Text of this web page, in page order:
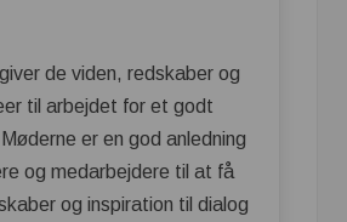
de viden, redskaber og
til arbejdet for et godt
er en god anledning
og medarbejdere til at få
og inspiration til dialog